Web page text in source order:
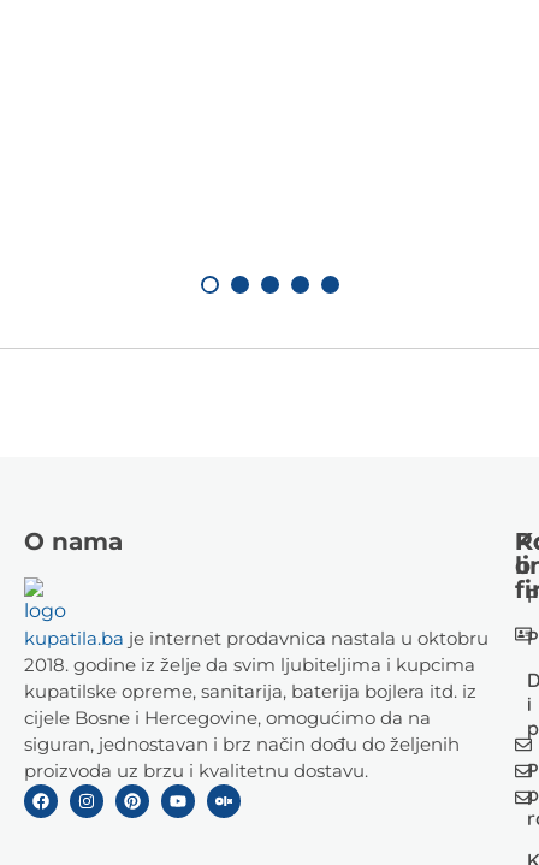
O nama
kupatila.ba je internet prodavnica nastala u oktobru
2018. godine iz želje da svim ljubiteljima i kupcima
kupatilske opreme, sanitarija, baterija bojlera itd. iz
cijele Bosne i Hercegovine, omogućimo da na
siguran, jednostavan i brz način dođu do željenih
proizvoda uz brzu i kvalitetnu dostavu.
i
o